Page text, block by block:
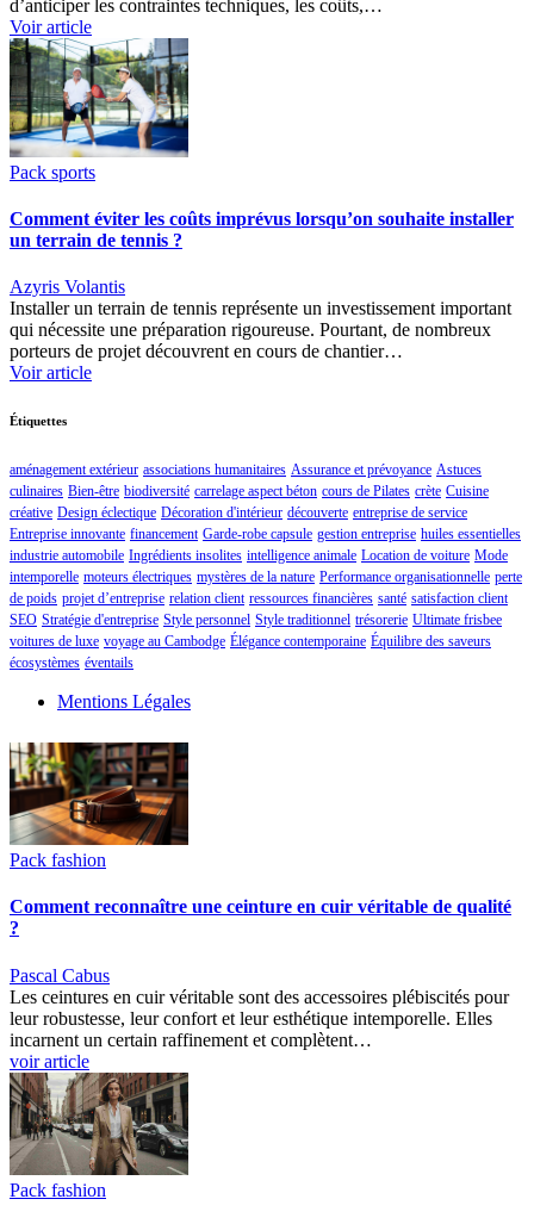
d’anticiper les contraintes techniques, les coûts,…
Voir article
Pack sports
Comment éviter les coûts imprévus lorsqu’on souhaite installer
un terrain de tennis ?
Azyris Volantis
Installer un terrain de tennis représente un investissement important
qui nécessite une préparation rigoureuse. Pourtant, de nombreux
porteurs de projet découvrent en cours de chantier…
Voir article
Étiquettes
aménagement extérieur associations humanitaires Assurance et prévoyance Astuces
culinaires Bien-être biodiversité carrelage aspect béton cours de Pilates crète Cuisine
créative Design éclectique Décoration d'intérieur découverte entreprise de service
Entreprise innovante financement Garde-robe capsule gestion entreprise huiles essentielles
industrie automobile Ingrédients insolites intelligence animale Location de voiture Mode
intemporelle moteurs électriques mystères de la nature Performance organisationnelle perte
de poids projet d’entreprise relation client ressources financières santé satisfaction client
SEO Stratégie d'entreprise Style personnel Style traditionnel trésorerie Ultimate frisbee
voitures de luxe voyage au Cambodge Élégance contemporaine Équilibre des saveurs
écosystèmes éventails
Mentions Légales
Pack fashion
Comment reconnaître une ceinture en cuir véritable de qualité
?
Pascal Cabus
Les ceintures en cuir véritable sont des accessoires plébiscités pour
leur robustesse, leur confort et leur esthétique intemporelle. Elles
incarnent un certain raffinement et complètent…
voir article
Pack fashion